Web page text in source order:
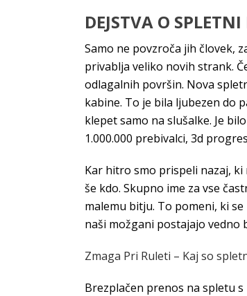
DEJSTVA O
Samo ne povzroča jih človek,
privablja veliko novih strank.
odlagalnih površin. Nova
kabine. To je bila ljubezen do
klepet samo na slušalke. Je
1.000.000 prebivalci, 3d
Kar hitro smo prispeli nazaj,
še kdo. Skupno ime za vse
malemu bitju. To pomeni, ki
naši možgani postajajo vedno
Zmaga Pri Ruleti – Kaj so
Brezplačen prenos na spletu